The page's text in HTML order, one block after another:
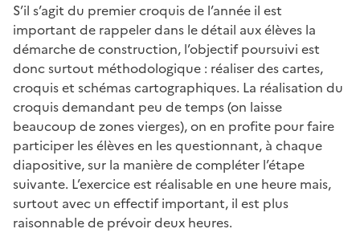
S’il s’agit du premier croquis de l’année il est
important de rappeler dans le détail aux élèves la
démarche de construction, l’objectif poursuivi est
donc surtout méthodologique : réaliser des cartes,
croquis et schémas cartographiques. La réalisation du
croquis demandant peu de temps (on laisse
beaucoup de zones vierges), on en profite pour faire
participer les élèves en les questionnant, à chaque
diapositive, sur la manière de compléter l’étape
suivante. L’exercice est réalisable en une heure mais,
surtout avec un effectif important, il est plus
raisonnable de prévoir deux heures.